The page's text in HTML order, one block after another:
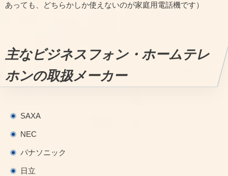
あっても、どちらかしか使えないのが家庭用電話機です）
主なビジネスフォン・ホームテレ
ホンの取扱メーカー
SAXA
NEC
パナソニック
日立